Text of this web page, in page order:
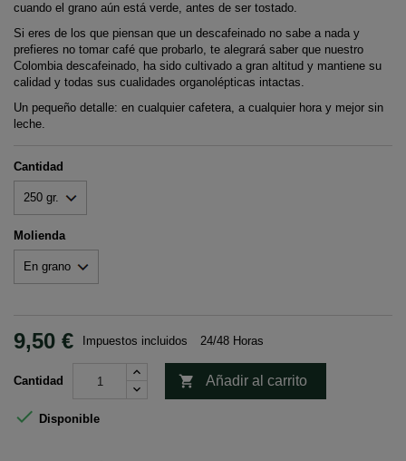
cuando el grano aún está verde, antes de ser tostado.
Si eres de los que piensan que un descafeinado no sabe a nada y
prefieres no tomar café que probarlo, te alegrará saber que nuestro
Colombia descafeinado, ha sido cultivado a gran altitud y mantiene su
calidad y todas sus cualidades organolépticas intactas.
Un pequeño detalle: en cualquier cafetera, a cualquier hora y mejor sin
leche.
Cantidad
Molienda
9,50 € Impuestos incluidos 24/48 Horas
Cantidad  Añadir al carrito
 Disponible